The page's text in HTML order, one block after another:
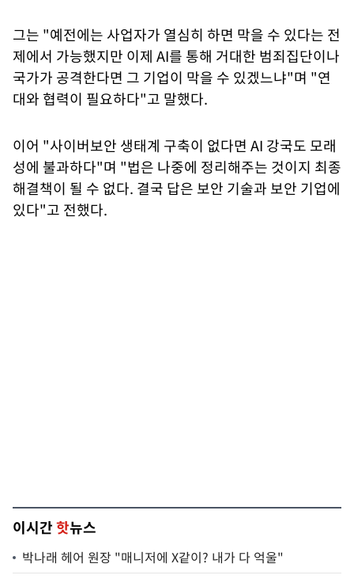
그는 "예전에는 사업자가 열심히 하면 막을 수 있다는 전
제에서 가능했지만 이제 AI를 통해 거대한 범죄집단이나
국가가 공격한다면 그 기업이 막을 수 있겠느냐"며 "연
대와 협력이 필요하다"고 말했다.
이어 "사이버보안 생태계 구축이 없다면 AI 강국도 모래
성에 불과하다"며 "법은 나중에 정리해주는 것이지 최종
해결책이 될 수 없다. 결국 답은 보안 기술과 보안 기업에
있다"고 전했다.
이시간핫뉴스
박나래 헤어 원장 "매니저에 X같이? 내가 다 억울"